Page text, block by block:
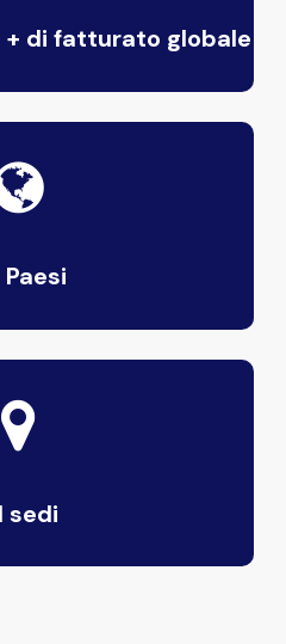
di fatturato globale
sedi